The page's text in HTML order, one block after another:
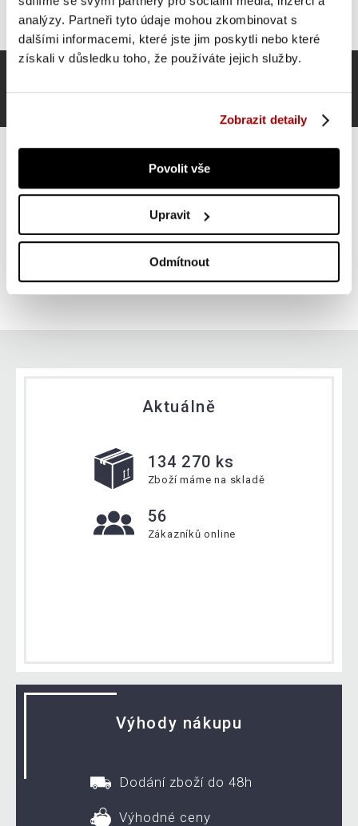
analýzy. Partneři tyto údaje mohou zkombinovat s
dalšími informacemi, které jste jim poskytli nebo které
získali v důsledku toho, že používáte jejich služby.
Zobrazit detaily
Povolit vše
Upravit
Odmítnout
Gorilla Sports Činkový kotouč z plastu, výplň cement, 5
skladem
Aktuálně
134 270 ks
Zboží máme na skladě
56
Zákazníků online
Výhody nákupu
Dodání zboží do 48h
Výhodné ceny